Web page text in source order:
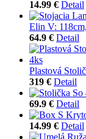
14.99 € Detail
Elin V:
64.9 € Detail
Plastová
319 € Detail
69.9 € Detail
14.99 € Detail